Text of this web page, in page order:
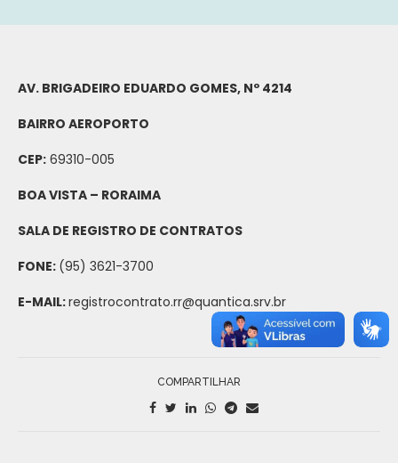
AV. BRIGADEIRO EDUARDO GOMES, Nº 4214
BAIRRO AEROPORTO
CEP: 69310-005
BOA VISTA – RORAIMA
SALA DE REGISTRO DE CONTRATOS
FONE: (95) 3621-3700
E-MAIL:registrocontrato.rr@quantica.srv.br
COMPARTILHAR